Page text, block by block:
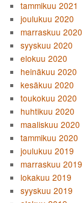
tammikuu 2021
joulukuu 2020
marraskuu 2020
syyskuu 2020
elokuu 2020
heinäkuu 2020
kesäkuu 2020
toukokuu 2020
huhtikuu 2020
maaliskuu 2020
tammikuu 2020
joulukuu 2019
marraskuu 2019
lokakuu 2019
syyskuu 2019